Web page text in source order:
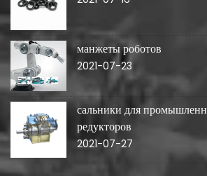
манжеты роботов
2021-07-23
сальники для
редукторов
2021-07-27